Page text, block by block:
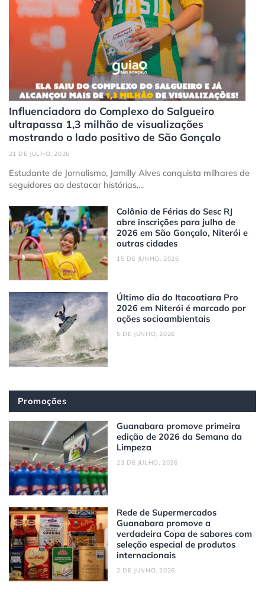
Influenciadora do Complexo do Salgueiro
ultrapassa 1,3 milhão de visualizações
mostrando o lado positivo de São Gonçalo
21 DE JULHO, 2026
Estudante de Jornalismo, Jamilly Alves conquista milhares de
seguidores ao destacar histórias,...
Colônia de Férias do Sesc RJ
abre inscrições para julho de
2026 em São Gonçalo, Niterói e
outras cidades
15 DE JUNHO, 2026
Último dia do Itacoatiara Pro
2026 em Niterói é marcado por
ações socioambientais
5 DE JUNHO, 2026
Promoções
Guanabara promove primeira
edição de 2026 da Semana da
Limpeza
23 DE JULHO, 2026
Rede de Supermercados
Guanabara promove a
verdadeira Copa de sabores com
seleção especial de produtos
internacionais
2 DE JUNHO, 2026